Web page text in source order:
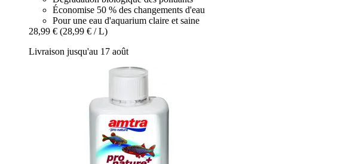
Économise 50 % des changements d'eau
Pour une eau d'aquarium claire et saine
28,99 € (28,99 € / L)
Livraison jusqu'au 17 août